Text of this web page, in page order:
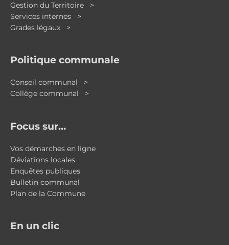
Gestion du Territoire >
Services internes >
Grades légaux >
Politique communale
Conseil communal >
Collège communal >
Focus sur…
Vos démarches en ligne
Déviations locales
Enquêtes publiques
Bulletin communal
Plan de la Commune
En un clic